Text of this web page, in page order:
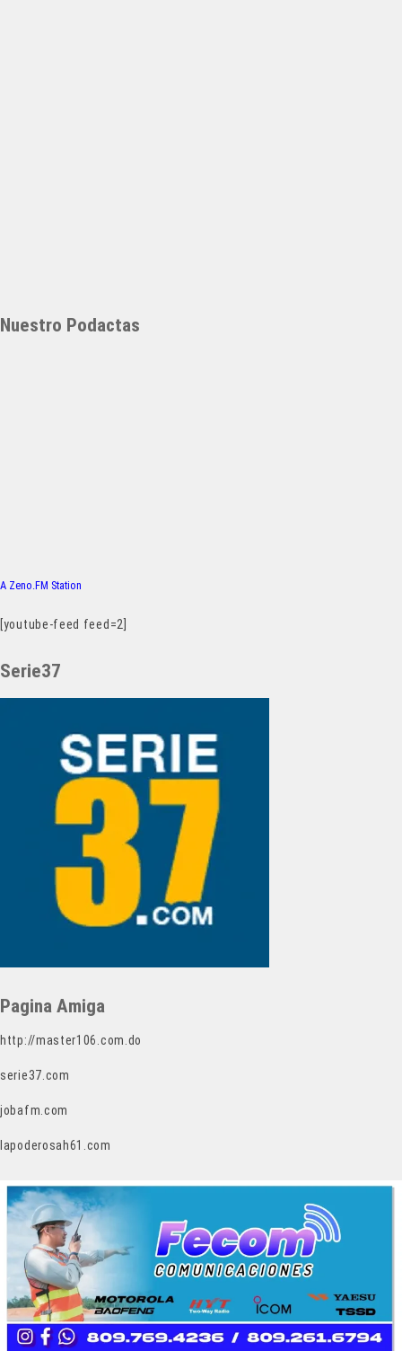
Nuestro Podactas
A Zeno.FM Station
[youtube-feed feed=2]
Serie37
Pagina Amiga
http://master106.com.do
serie37.com
jobafm.com
lapoderosah61.com